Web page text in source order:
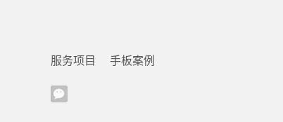
服务项目 手板案例